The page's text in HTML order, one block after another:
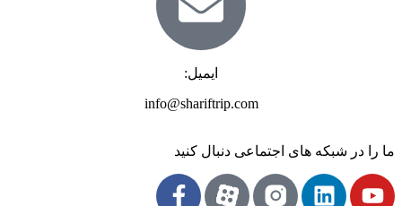
ایمیل:
info@shariftrip.com
ما را در شبکه های اجتماعی دنبال کنید